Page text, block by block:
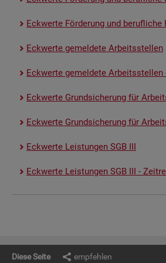
Eck­wer­te För­de­rung und be­ruf­li­che
Eck­wer­te ge­mel­de­te Ar­beits­stel­len
Eck­wer­te ge­mel­de­te Ar­beits­stel­len
Eck­wer­te Grund­si­che­rung für
Eck­wer­te Grund­si­che­rung für
Eck­wer­te Leis­tun­gen SGB III
Eck­wer­te Leis­tun­gen SGB III -
Diese Seite empfehlen